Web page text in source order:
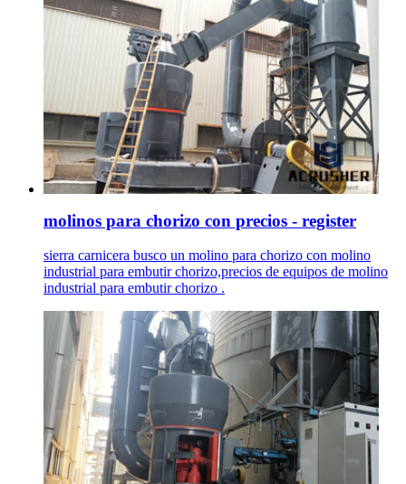
molinos para chorizo con precios - register
sierra carnicera busco un molino para chorizo con molino
industrial para embutir chorizo,precios de equipos de molino
industrial para embutir chorizo .